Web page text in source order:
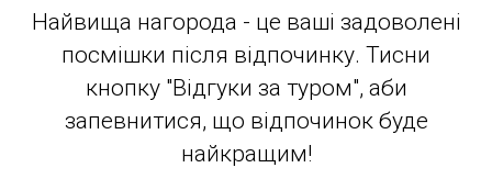
Найвища нагорода - це ваші задоволені
посмішки після відпочинку. Тисни
кнопку "Відгуки за туром", аби
запевнитися, що відпочинок буде
найкращим!